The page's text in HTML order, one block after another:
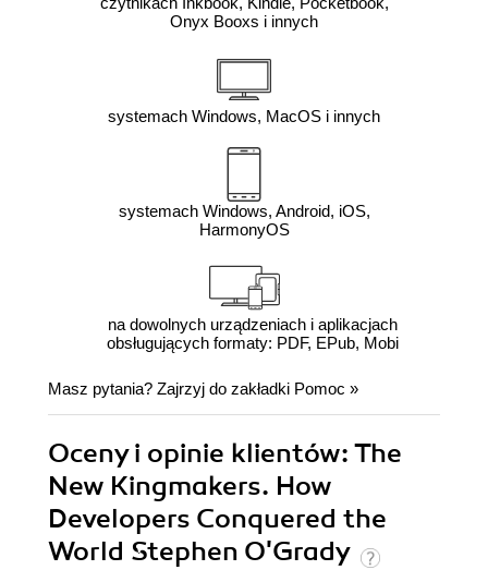
Onyx Booxs i innych
systemach Windows, MacOS i innych
systemach Windows, Android, iOS,
HarmonyOS
na dowolnych urządzeniach i aplikacjach
obsługujących formaty: PDF, EPub, Mobi
Masz pytania? Zajrzyj do zakładki Pomoc »
Oceny i opinie klientów: The
New Kingmakers. How
Developers Conquered the
World Stephen O'Grady